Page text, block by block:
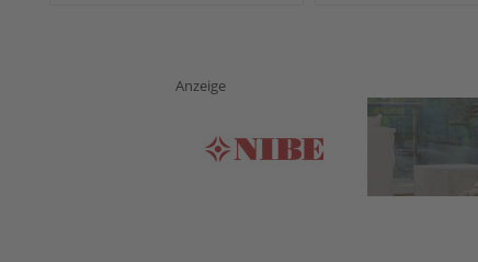
Anzeige